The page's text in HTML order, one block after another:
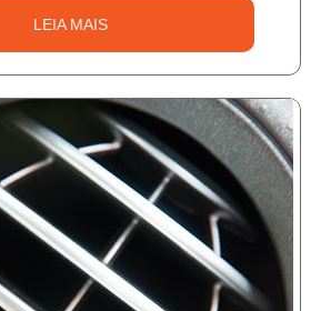
LEIA MAIS